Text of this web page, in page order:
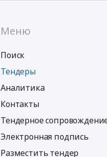
Меню
Поиск
Тендеры
Аналитика
Контакты
Тендерное
Электронная подпись
Разместить тендер